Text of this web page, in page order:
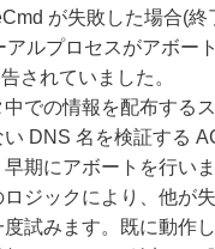
が失敗した場合(終
アルプロセスがアボー
されていました。
での情報を配布する
DNS 名を検証する
期にアボートを行いま
ジックにより、他が
試みます。既に動作